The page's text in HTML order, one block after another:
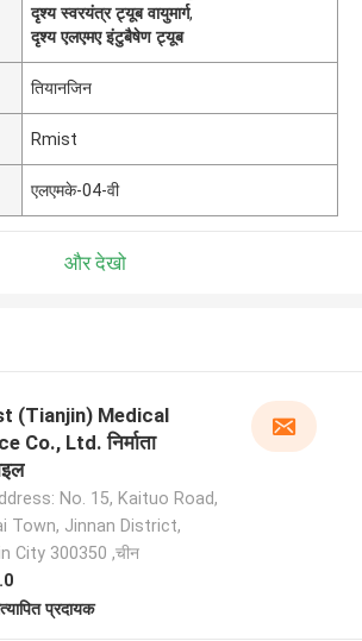
दृश्य स्वरयंत्र ट्यूब वायुमार्ग,
दृश्य एलएमए इंटुबैषेण ट्यूब
तियानजिन
Rmist
एलएमके-04-वी
और देखो
(Tianjin) Medical
Co., Ltd. निर्माता
No. 15, Kaituo Road,
Town, Jinnan District,
City 300350 ,चीन
प्रदायक